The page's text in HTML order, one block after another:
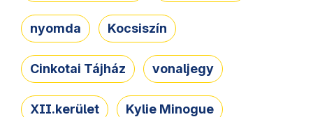
nyomda Kocsiszín
Cinkotai Tájház vonaljegy
XII.kerület Kylie Minogue